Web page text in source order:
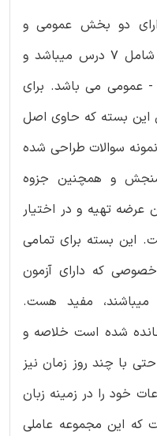
دو بخش عمومی و
تخصصی بوده که بخش عمومی شامل 7 درس میباشد و
- عمومی می باشد. برای
این بسته که حاوی اصل
از سال 1386 الی 1404 و نمونه سوالات طراحی شده
و همچنین جزوه
عرضه تهیه و در اختیار
این بسته برای تمامی
که دارای آزمون
مفید هست.
شده است خلاصه و
با چند روز زمان نیز
خود را در زمینه زبان
که این مجموعه عاملی